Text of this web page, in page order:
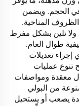
الحجم. ويضمن
المناخية.
ولا تلين بشكل مفرط
طوال العام.
تعديلات
تنوع عمليات
معقدة ومواصفات
من البولي
يصعب أو يستحيل